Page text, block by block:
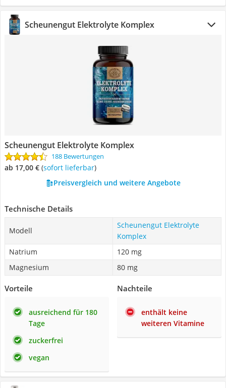
Scheunengut Elektrolyte Komplex
Scheunengut Elektrolyte Komplex
188 Bewertungen
ab 17,00 € ( Sofort lieferbar)
Preisvergleich und weitere Angebote
Technische Details
Modell
Scheunengut Elektrolyte
Komplex
Natrium
120 mg
Magnesium
80 mg
Vorteile
ausreichend für 180
Tage
zuckerfrei
vegan
Nachteile
enthält keine
weiteren Vitamine